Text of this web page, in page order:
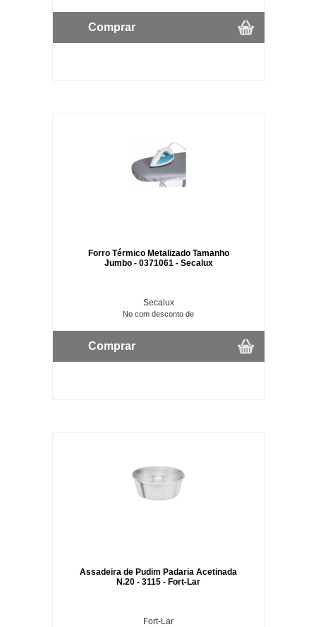
Comprar
Forro Térmico Metalizado Tamanho
Jumbo - 0371061 - Secalux
Secalux
No com desconto de
Comprar
Assadeira de Pudim Padaria Acetinada
N.20 - 3115 - Fort-Lar
Fort-Lar